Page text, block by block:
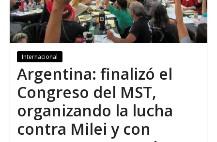
Internacional
Argentina: finalizó el
Congreso del MST,
organizando la lucha
contra Milei y con